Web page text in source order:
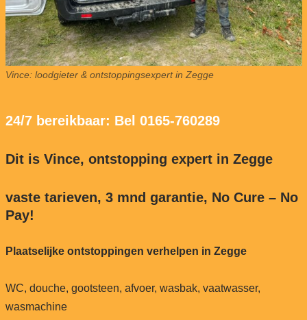
Vince: loodgieter & ontstoppingsexpert in Zegge
24/7 bereikbaar: Bel 0165-760289
Dit is Vince, ontstopping expert in Zegge
vaste tarieven, 3 mnd garantie, No Cure – No
Pay!
Plaatselijke ontstoppingen verhelpen in Zegge
WC, douche, gootsteen, afvoer, wasbak, vaatwasser,
wasmachine